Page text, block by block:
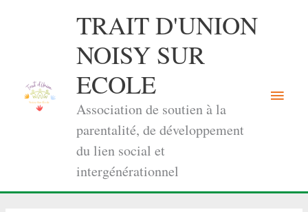
TRAIT D'UNION
NOISY SUR
ECOLE
Association de soutien à la
parentalité, de développement
du lien social et
intergénérationnel
Menu